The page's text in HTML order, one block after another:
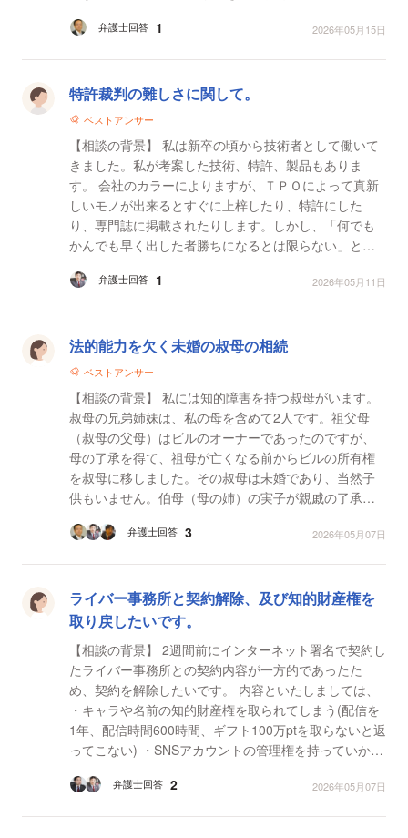
弁護士回答 1 2026年05月15日
特許裁判の難しさに関して。
ベストアンサー
【相談の背景】 私は新卒の頃から技術者として働いて
きました。私が考案した技術、特許、製品もありま
す。 会社のカラーによりますが、ＴＰＯによって真新
しいモノが出来るとすぐに上梓したり、特許にした
り、専門誌に掲載されたりします。しかし、「何でも
かんでも早く出した者勝ちになるとは限らない」とい
った...弁護士回答 1 2026年05月11日
法的能力を欠く未婚の叔母の相続
ベストアンサー
【相談の背景】 私には知的障害を持つ叔母がいます。
叔母の兄弟姉妹は、私の母を含めて2人です。祖父母
（叔母の父母）はビルのオーナーであったのですが、
母の了承を得て、祖母が亡くなる前からビルの所有権
を叔母に移しました。その叔母は未婚であり、当然子
供もいません。伯母（母の姉）の実子が親戚の了承を
る甥が叔母...弁護士回答 3 2026年05月07日
ライバー事務所と契約解除、及び知的財産権を
取り戻したいです。
【相談の背景】 2週間前にインターネット署名で契約し
たライバー事務所との契約内容が一方的であったた
め、契約を解除したいです。 内容といたしましては、
・キャラや名前の知的財産権を取られてしまう(配信を
1年、配信時間600時間、ギフト100万ptを取らないと返
ってこない) ・SNSアカウントの管理権を持っていかれ
弁護士回答 2 2026年05月07日